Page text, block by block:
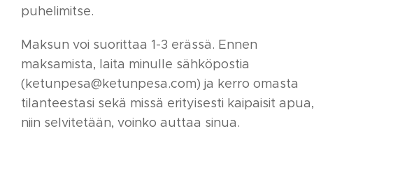
puhelimitse.
Maksun voi suorittaa 1-3 erässä. Ennen
maksamista, laita minulle sähköpostia
(ketunpesa@ketunpesa.com) ja kerro omasta
tilanteestasi sekä missä erityisesti kaipaisit apua,
niin selvitetään, voinko auttaa sinua.